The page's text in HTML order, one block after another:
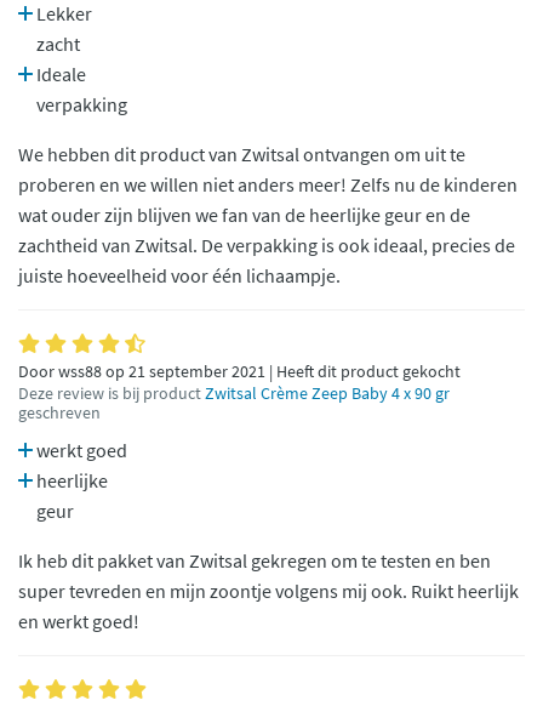
Lekker
zacht
Ideale
verpakking
We hebben dit product van Zwitsal ontvangen om uit te
proberen en we willen niet anders meer! Zelfs nu de kinderen
wat ouder zijn blijven we fan van de heerlijke geur en de
zachtheid van Zwitsal. De verpakking is ook ideaal, precies de
juiste hoeveelheid voor één lichaampje.
Door wss88 op 21 september 2021 | Heeft dit product gekocht
Deze review is bij productZwitsal Crème Zeep Baby 4 x 90 gr
geschreven
werkt goed
heerlijke
geur
Ik heb dit pakket van Zwitsal gekregen om te testen en ben
super tevreden en mijn zoontje volgens mij ook. Ruikt heerlijk
en werkt goed!